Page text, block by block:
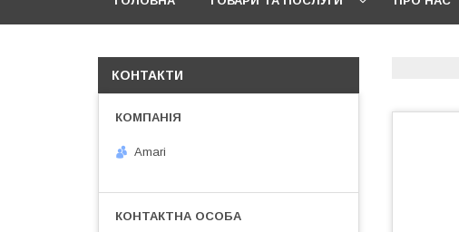
КОНТАКТИ
Amari